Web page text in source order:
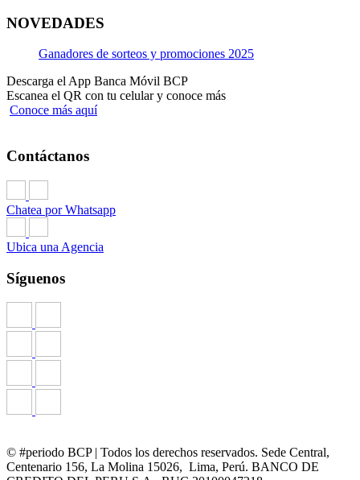
NOVEDADES
Ganadores de sorteos y promociones 2025
Descarga el App Banca Móvil BCP
Escanea el QR con tu celular y conoce más
Conoce más aquí
Contáctanos
Chatea por Whatsapp
Ubica una Agencia
Síguenos
© #periodo BCP | Todos los derechos reservados. Sede Central,
Centenario 156, La Molina 15026, Lima, Perú. BANCO DE